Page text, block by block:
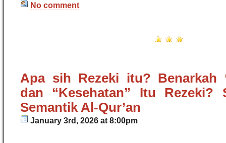
No comment
Apa sih Rezeki itu? Benarkah
dan “Kesehatan” Itu Rezeki?
Semantik Al-Qur’an
January 3rd, 2026 at 8:00pm